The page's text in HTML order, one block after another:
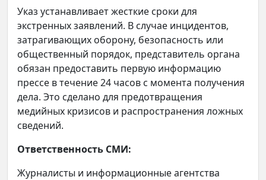
Указ устанавливает жесткие сроки для
экстренных заявлений. В случае инцидентов,
затрагивающих оборону, безопасность или
общественный порядок, представитель органа
обязан предоставить первую информацию
прессе в течение 24 часов с момента получения
дела. Это сделано для предотвращения
медийных кризисов и распространения ложных
сведений.
Ответственность СМИ:
Журналисты и информационные агентства